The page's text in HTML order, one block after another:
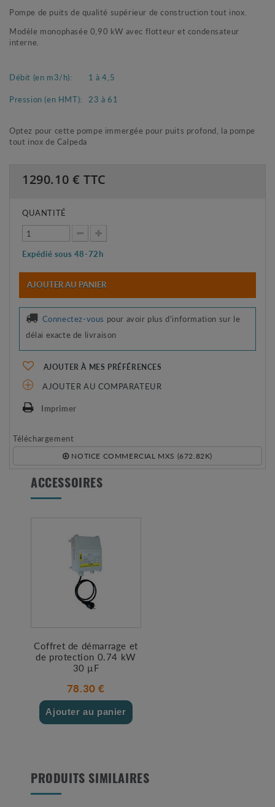
Pompe de puits de qualité supérieur de construction tout inox.
Modèle monophasée 0,90 kW avec flotteur et condensateur
interne.
Débit (en m3/h):
1 à 4,5
Pression (en HMT): 23 à 61
Optez pour cette pompe immergée pour puits profond, la pompe
tout inox de Calpeda
1290.10 € TTC
QUANTITÉ
Expédié sous 48-72h
AJOUTER AU PANIER
Connectez-vous pour avoir plus d'information sur le
délai exacte de livraison
AJOUTER À MES PRÉFÉRENCES
AJOUTER AU COMPARATEUR
Imprimer
Téléchargement
NOTICE COMMERCIAL MXS (672.82K)
ACCESSOIRES
Coffret de démarrage et
de protection 0.74 kW
30 µF
78.30 €
Ajouter au panier
PRODUITS SIMILAIRES